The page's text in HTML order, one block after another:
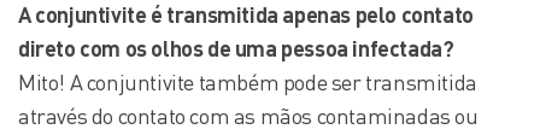
A conjuntivite é transmitida apenas pelo contato
direto com os olhos de uma pessoa infectada?
Mito! A conjuntivite também pode ser transmitida
através do contato com as mãos contaminadas ou